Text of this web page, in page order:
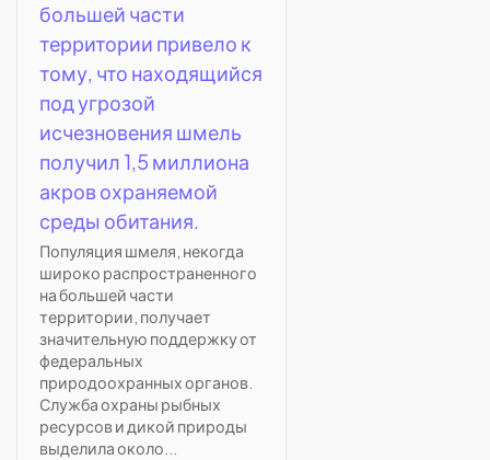
большей части
территории привело к
тому, что находящийся
под угрозой
исчезновения шмель
получил 1,5 миллиона
акров охраняемой
среды обитания.
Популяция шмеля, некогда
широко распространенного
на большей части
территории, получает
значительную поддержку от
федеральных
природоохранных органов.
Служба охраны рыбных
ресурсов и дикой природы
выделила около...